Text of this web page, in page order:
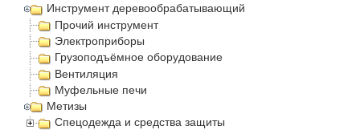
Инструмент деревообрабатывающий
Прочий инструмент
Электроприборы
Грузоподъёмное оборудование
Вентиляция
Муфельные печи
Метизы
Спецодежда и средства защиты